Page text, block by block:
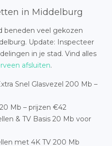
in Middelburg
beneden veel gekozen
Update: Inspecteer
in je stad. Vind alles
afsluiten.
Snel Glasvezel 200 Mb –
Mb – prijzen €42
& TV Basis 20 Mb voor
met 4K TV 200 Mb